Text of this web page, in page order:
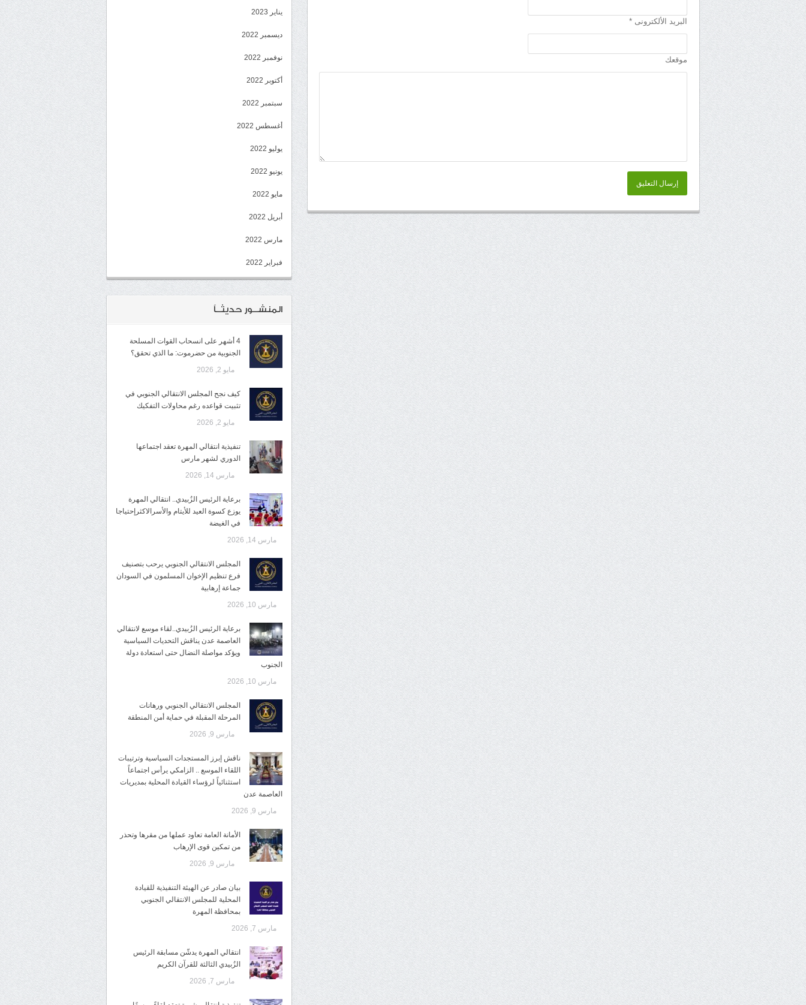
البريد الألكترونى *
موقعك
إرسال التعليق
يناير 2023
ديسمبر 2022
نوفمبر 2022
أكتوبر 2022
سبتمبر 2022
أغسطس 2022
يوليو 2022
يونيو 2022
مايو 2022
أبريل 2022
مارس 2022
فبراير 2022
المنشــور حديثــاً
4 أشهر على انسحاب القوات المسلحة
الجنوبية من حضرموت: ما الذي تحقق؟
مايو 2, 2026
كيف نجح المجلس الانتقالي الجنوبي في
تثبيت قواعده رغم محاولات التفكيك
مايو 2, 2026
تنفيذية انتقالي المهرة تعقد اجتماعها
الدوري لشهر مارس
مارس 14, 2026
برعاية الرئيس الزُبيدي.. انتقالي المهرة
يوزع كسوة العيد للأيتام والأسرالاكثرإحتياجا
في الغيضة
مارس 14, 2026
المجلس الانتقالي الجنوبي يرحب بتصنيف
فرع تنظيم الإخوان المسلمون في السودان
جماعة إرهابية
مارس 10, 2026
برعاية الرئيس الزُبيدي..لقاء موسع لانتقالي
العاصمة عدن يناقش التحديات السياسية
ويؤكد مواصلة النضال حتى استعادة دولة
الجنوب
مارس 10, 2026
المجلس الانتقالي الجنوبي ورهانات
المرحلة المقبلة في حماية أمن المنطقة
مارس 9, 2026
ناقش إبرز المستجدات السياسية وترتيبات
اللقاء الموسع .. الزامكي يرأس اجتماعاً
استثنائياً لرؤساء القيادة المحلية بمديريات
العاصمة عدن
مارس 9, 2026
الأمانة العامة تعاود عملها من مقرها وتحذر
من تمكين قوى الإرهاب
مارس 9, 2026
بيان صادر عن الهيئة التنفيذية للقيادة
المحلية للمجلس الانتقالي الجنوبي
بمحافظة المهرة
مارس 7, 2026
انتقالي المهرة يدشّن مسابقة الرئيس
الزُبيدي الثالثة للقرآن الكريم
مارس 7, 2026